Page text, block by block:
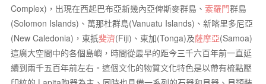
Complex)，出現在西起巴布亞新幾內亞俾斯麥群島、 索羅門群島
(Solomon Islands)、萬那杜群島(Vanuatu Islands)、新喀里多尼亞
(New Caledonia)，東扺斐濟(Fiji)、東加(Tonga)及薩摩亞(Samoa)
這廣大空間中的各個島嶼，時間從最早的距今三千六百年前一直延
續到兩千五百年前左右。這個文化的物質文化特色是以帶有梳點壓